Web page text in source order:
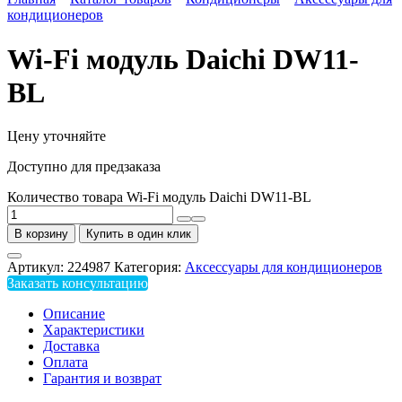
кондиционеров
Wi-Fi модуль Daichi DW11-
BL
Цену уточняйте
Доступно для предзаказа
Количество товара Wi-Fi модуль Daichi DW11-BL
В корзину Купить в один клик
Артикул: 224987 Категория: Аксессуары для кондиционеров
Заказать консультацию
Описание
Характеристики
Доставка
Оплата
Гарантия и возврат